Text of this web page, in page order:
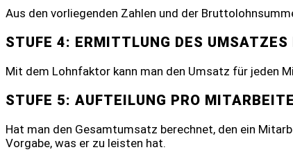
Aus den vorliegenden Zahlen und der
STUFE 4: ERMITTLUNG DES
Mit dem Lohnfaktor kann man den Umsatz für jeden
STUFE 5: AUFTEILUNG PRO
Hat man den Gesamtumsatz berechnet, den ein
Vorgabe, was er zu leisten hat.